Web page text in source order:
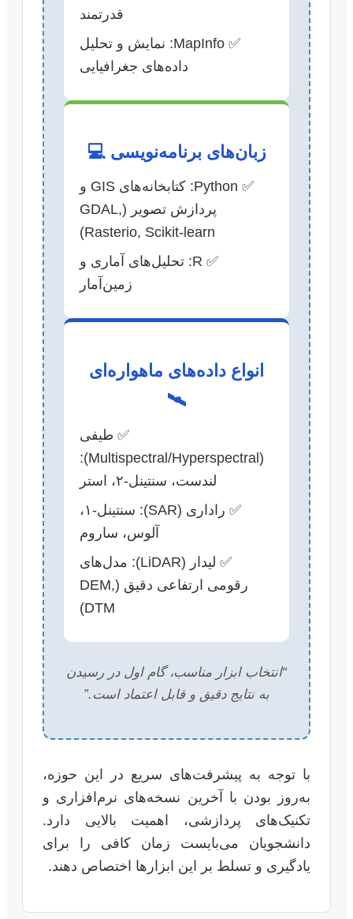
قدرتمند
✅ MapInfo: نمایش و تحلیل
داده‌های جغرافیایی
زبان‌های برنامه‌نویسی 💻
✅ Python: کتابخانه‌های GIS و
پردازش تصویر (GDAL,
Rasterio, Scikit-learn)
✅ R: تحلیل‌های آماری و
زمین‌آمار
انواع داده‌های ماهواره‌ای
🛰️
✅ طیفی
(Multispectral/Hyperspectral):
لندست، سنتینل-۲، استر
✅ راداری (SAR): سنتینل-۱،
آلوس، ساروم
✅ لیدار (LiDAR): مدل‌های
رقومی ارتفاعی دقیق (DEM,
DTM)
“انتخاب ابزار مناسب، گام اول در رسیدن
به نتایج دقیق و قابل اعتماد است.”
با توجه به پیشرفت‌های سریع در این حوزه،
به‌روز بودن با آخرین نسخه‌های نرم‌افزاری و
تکنیک‌های پردازشی، اهمیت بالایی دارد.
دانشجویان می‌بایست زمان کافی را برای
یادگیری و تسلط بر این ابزارها اختصاص دهند.